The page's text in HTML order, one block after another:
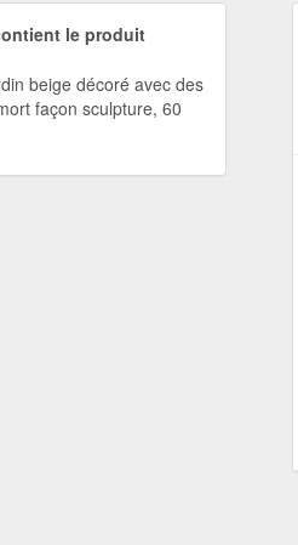
le produit
beige décoré avec des
façon sculpture, 60